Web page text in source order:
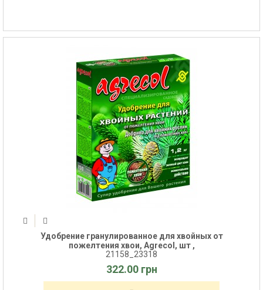
Удобрение гранулированное для хвойных от
пожелтения хвои, Agrecol, шт ,
21158_23318
322.00 грн